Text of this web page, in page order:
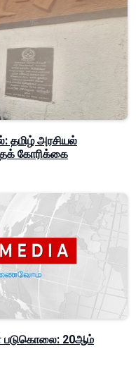
தமிழ் அரசியல்
கோரிக்கை
படுகொலை: 20ஆம்